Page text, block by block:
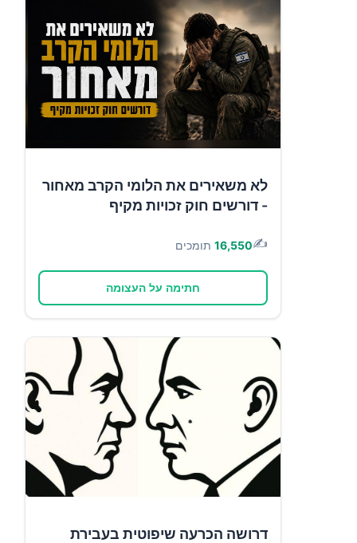
לא משאירים את הלומי הקרב מאחור
- דורשים חוק זכויות מקיף
✍️
16,550 תומכים
חתימה על העצומה
דרושה הכרעה שיפוטית בעבירת